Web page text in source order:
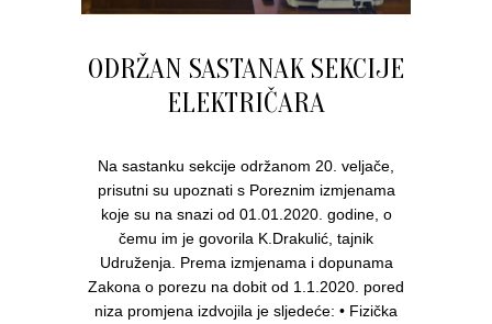
ODRŽAN SASTANAK SEKCIJE
ELEKTRIČARA
Na sastanku sekcije održanom 20. veljače,
prisutni su upoznati s Poreznim izmjenama
koje su na snazi od 01.01.2020. godine, o
čemu im je govorila K.Drakulić, tajnik
Udruženja. Prema izmjenama i dopunama
Zakona o porezu na dobit od 1.1.2020. pored
niza promjena izdvojila je sljedeće: • Fizička